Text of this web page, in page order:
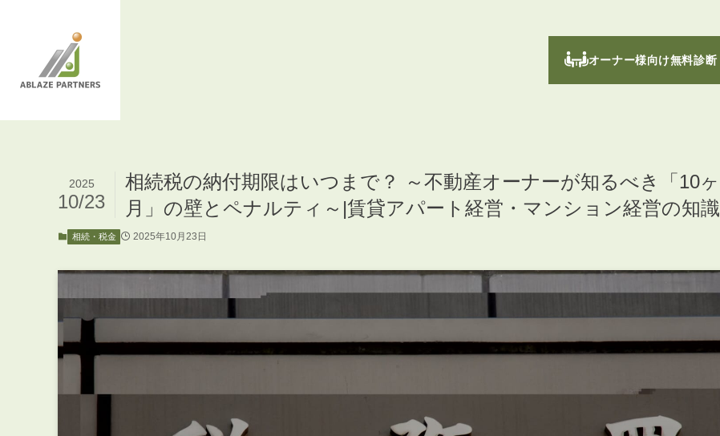
オーナー様向け無料診断
相続税の納付期限はいつまで？ ～不動産オーナーが知るべき「10ヶ
月」の壁とペナルティ～|賃貸アパート経営・マンション経営の知識
2025
10/23
相続・税金 2025年10月23日